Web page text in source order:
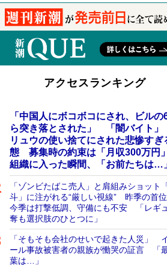
アクセスランキング
「中国人にボコボコにされ、ビルの
ら突き落とされた」 「闇バイト
リュウの使い捨てにされた悲惨すぎ
態 募集時の約束は「月収300万円」
組織に入った瞬間、「お前たちは…
「ゾンビたばこ売人」と肩組みショット
斗」に注がれる“厳しい視線” 昨季の首
今季は打撃低調、守備にも不安 「レギ
奪も選択肢のひとつに」
「そもそも会社のせいで起きた人災」
ール事故被害者の親族が慟哭の証言 「
葉は…」